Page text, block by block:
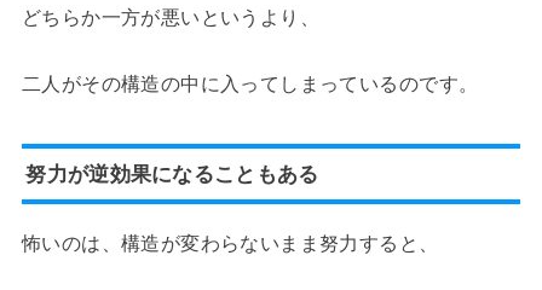
どちらか一方が悪いというより、
二人がその構造の中に入ってしまっているのです。
努力が逆効果になることもある
怖いのは、構造が変わらないまま努力すると、